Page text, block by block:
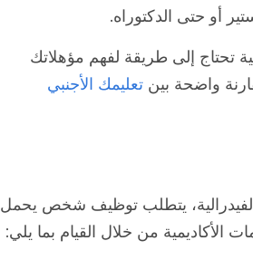
أو حتى الدكتوراه.
تحتاج إلى طريقة لفهم مؤهلاتك
واضحة بينتعليمك الأجنبي
الفيدرالية، يتطلب توظيف شخص يحمل
الأكاديمية من خلال القيام بما يلي: